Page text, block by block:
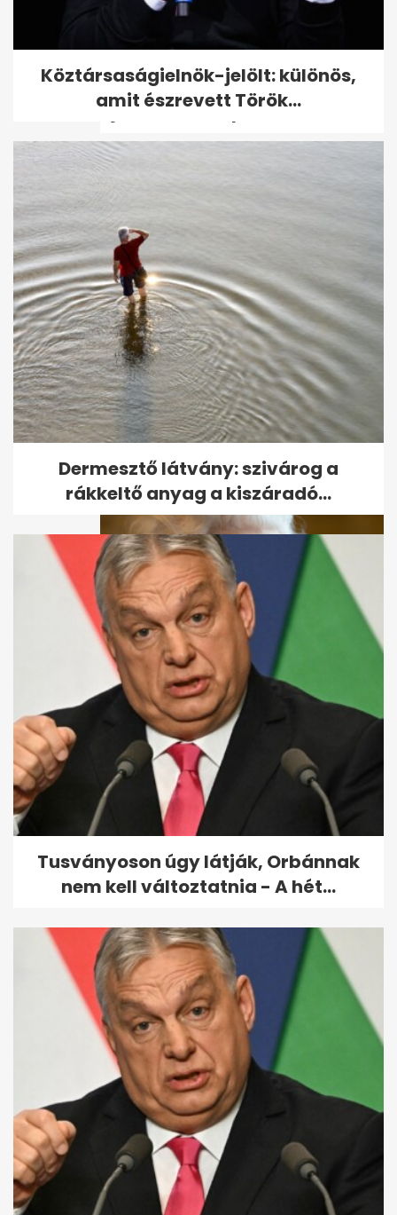
Szakemberek
ellentmondásosnak tartják az
új benzinárstop-rendelet
A Csengetett, Mylord?
főszereplője a brit sajtónak:
"Én vagyok...
Erzsébet királynő megnevezte
utódját és üzent "a...
Köztársaságielnök-jelölt: különös,
amit észrevett Török...
Dermesztő látvány: szivárog a
rákkeltő anyag a kiszáradó...
Tusványoson úgy látják, Orbánnak
nem kell változtatnia - A hét...